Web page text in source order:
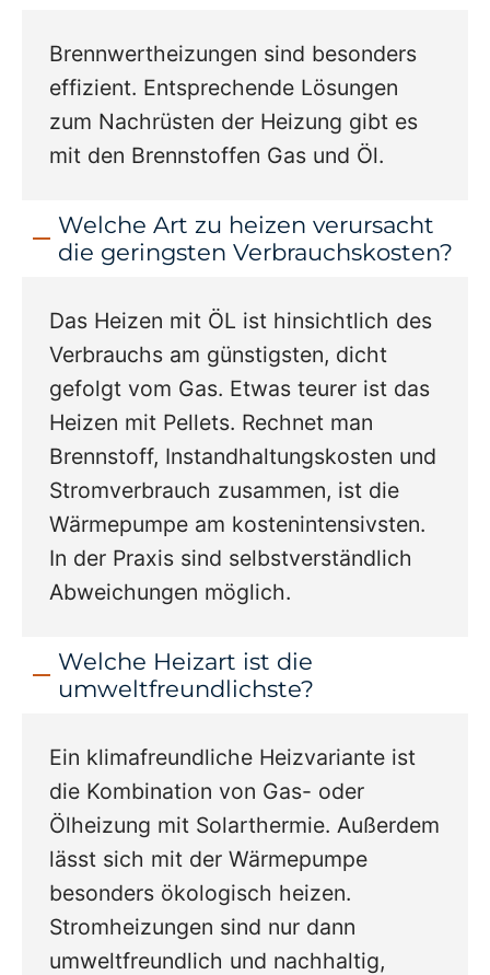
Brennwertheizungen sind besonders
effizient. Entsprechende Lösungen
zum Nachrüsten der Heizung gibt es
mit den Brennstoffen Gas und Öl.
Welche Art zu heizen verursacht
die geringsten Verbrauchskosten?
Das Heizen mit ÖL ist hinsichtlich des
Verbrauchs am günstigsten, dicht
gefolgt vom Gas. Etwas teurer ist das
Heizen mit Pellets. Rechnet man
Brennstoff, Instandhaltungskosten und
Stromverbrauch zusammen, ist die
Wärmepumpe am kostenintensivsten.
In der Praxis sind selbstverständlich
Abweichungen möglich.
Welche Heizart ist die
umweltfreundlichste?
Ein klimafreundliche Heizvariante ist
die Kombination von Gas- oder
Ölheizung mit Solarthermie. Außerdem
lässt sich mit der Wärmepumpe
besonders ökologisch heizen.
Stromheizungen sind nur dann
umweltfreundlich und nachhaltig,